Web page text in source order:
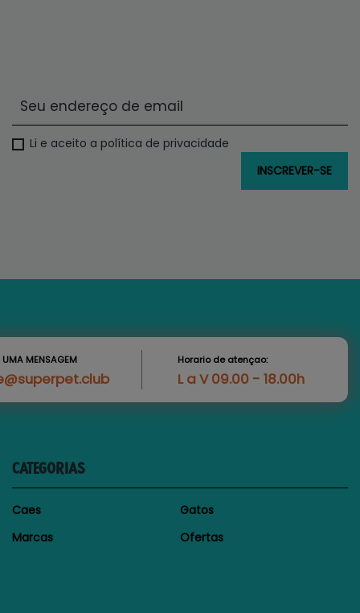
Li e aceito a política de privacidade
UMA MENSAGEM Horario de atençao:
L a V 09.00 - 18.00h
CATEGORIAS
Caes
Gatos
Marcas
Ofertas